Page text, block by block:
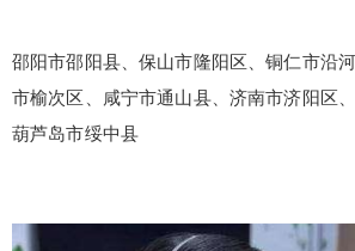
邵阳市邵阳县、保山市隆阳区、铜仁市沿
市榆次区、咸宁市通山县、济南市济阳区
葫芦岛市绥中县